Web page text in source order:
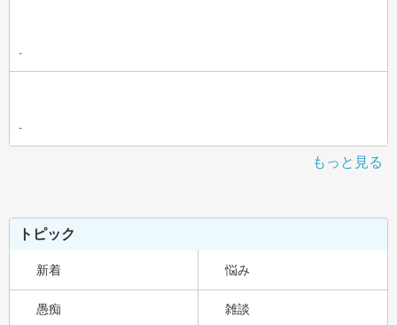
-
-
もっと見る
トピック
新着 悩み
愚痴 雑談